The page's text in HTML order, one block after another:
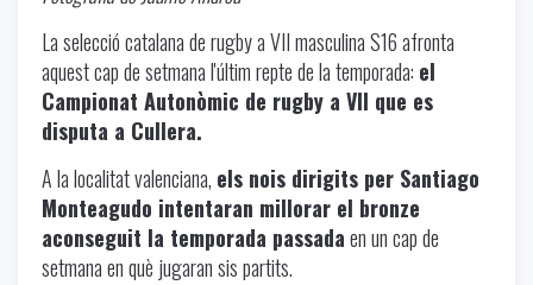
La selecció catalana de rugby a VII masculina S16 afronta
aquest cap de setmana l'últim repte de la temporada: el
Campionat Autonòmic de rugby a VII que es
disputa a Cullera.
A la localitat valenciana, els nois dirigits per Santiago
Monteagudo intentaran millorar el bronze
aconseguit la temporada passadaen un cap de
setmana en què jugaran sis partits.